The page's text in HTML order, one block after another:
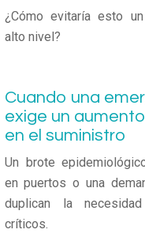
¿Cómo evitaría esto
alto nivel?
Cuando una
exige un
en el suministro
Un brote
en puertos o una
duplican la
críticos.